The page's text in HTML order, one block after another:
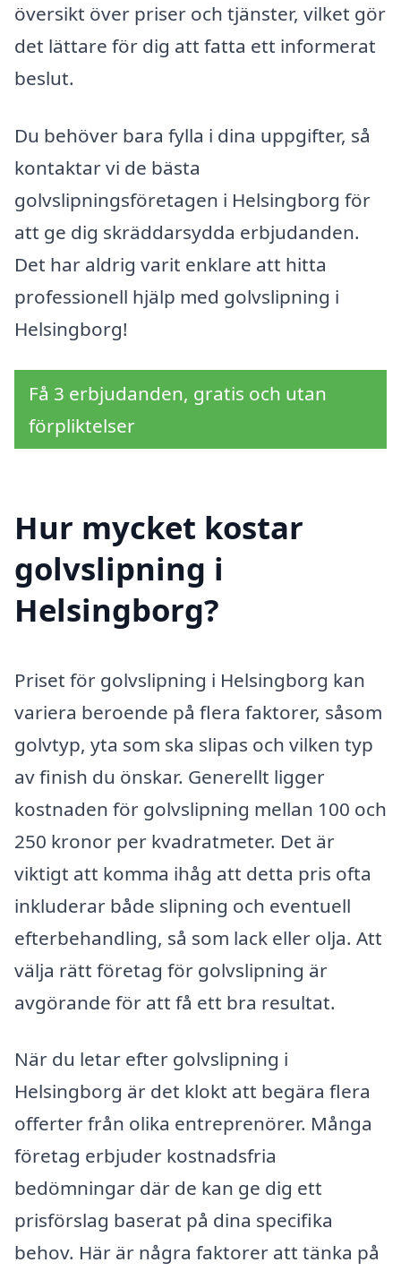
översikt över priser och tjänster, vilket gör
det lättare för dig att fatta ett informerat
beslut.
Du behöver bara fylla i dina uppgifter, så
kontaktar vi de bästa
golvslipningsföretagen i Helsingborg för
att ge dig skräddarsydda erbjudanden.
Det har aldrig varit enklare att hitta
professionell hjälp med golvslipning i
Helsingborg!
Få 3 erbjudanden, gratis och utan
förpliktelser
Hur mycket kostar
golvslipning i
Helsingborg?
Priset för golvslipning i Helsingborg kan
variera beroende på flera faktorer, såsom
golvtyp, yta som ska slipas och vilken typ
av finish du önskar. Generellt ligger
kostnaden för golvslipning mellan 100 och
250 kronor per kvadratmeter. Det är
viktigt att komma ihåg att detta pris ofta
inkluderar både slipning och eventuell
efterbehandling, så som lack eller olja. Att
välja rätt företag för golvslipning är
avgörande för att få ett bra resultat.
När du letar efter golvslipning i
Helsingborg är det klokt att begära flera
offerter från olika entreprenörer. Många
företag erbjuder kostnadsfria
bedömningar där de kan ge dig ett
prisförslag baserat på dina specifika
behov. Här är några faktorer att tänka på